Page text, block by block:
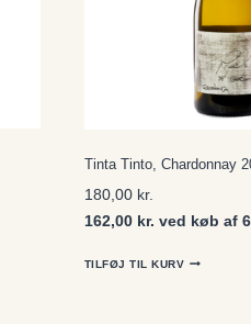
Tinta Tinto, Chardonnay
180,00 kr.
162,00 kr. ved køb af
TILFØJ TIL KURV